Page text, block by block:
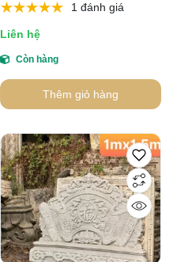
x dài 1,2m)
1 đánh giá
Liên hệ
Còn hàng
Thêm giỏ hàng